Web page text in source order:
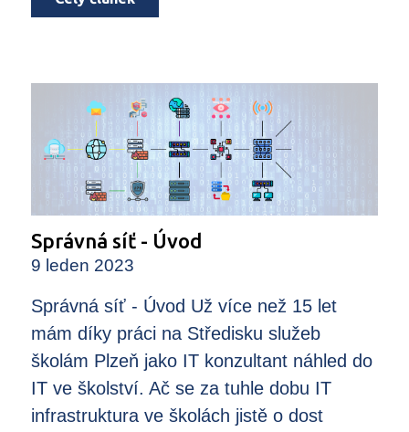
Správná síť - Úvod
9 leden 2023
Správná síť - Úvod Už více než 15 let
mám díky práci na Středisku služeb
školám Plzeň jako IT konzultant náhled do
IT ve školství. Ač se za tuhle dobu IT
infrastruktura ve školách jistě o dost